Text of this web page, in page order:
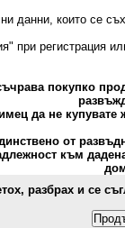
данни, които се
при
покупко
да не купувате
от
към
разбрах и се